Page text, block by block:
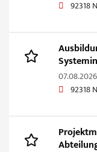
92318
92318